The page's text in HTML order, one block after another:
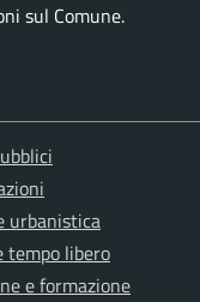
sul Comune.
urbanistica
tempo libero
e formazione